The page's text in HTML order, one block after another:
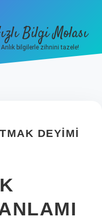
Bilgi Molası
Anlık bilgilerle zihnini tazele!
DEYIMI